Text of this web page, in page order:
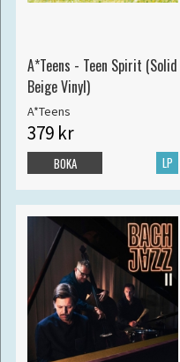
A*Teens - Teen Spirit (Solid
Beige Vinyl)
A*Teens
379 kr
LP
BOKA